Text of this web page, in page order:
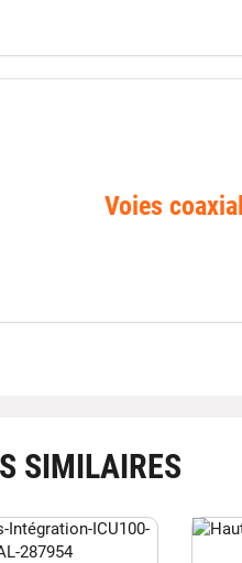
Voies
SIMILAIRES